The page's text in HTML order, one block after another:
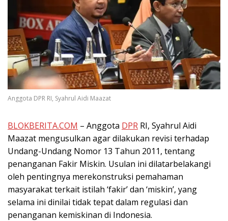
Anggota DPR RI, Syahrul Aidi Maazat
BLOKBERITA.COM – Anggota DPR RI, Syahrul Aidi
Maazat mengusulkan agar dilakukan revisi terhadap
Undang-Undang Nomor 13 Tahun 2011, tentang
penanganan Fakir Miskin. Usulan ini dilatarbelakangi
oleh pentingnya merekonstruksi pemahaman
masyarakat terkait istilah ‘fakir’ dan ‘miskin’, yang
selama ini dinilai tidak tepat dalam regulasi dan
penanganan kemiskinan di Indonesia.